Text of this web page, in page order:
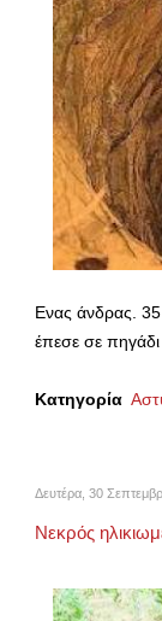
Ενας άνδρας.
έπεσε σε
Κατηγορία
Δευτέρα, 30
Νεκρός